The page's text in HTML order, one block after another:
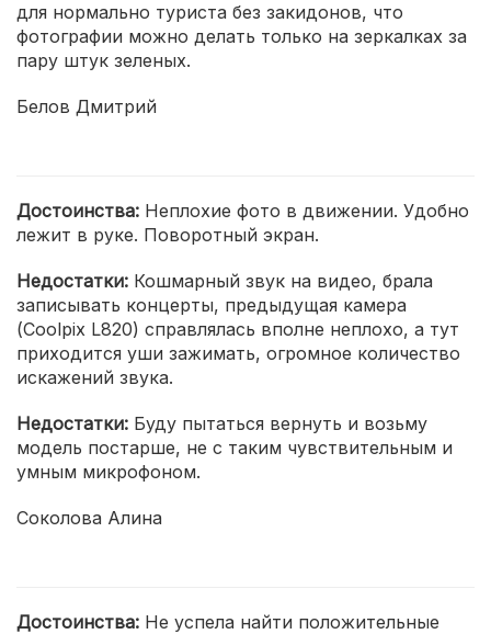
для нормально туриста без закидонов, что
фотографии можно делать только на зеркалках за
пару штук зеленых.
Белов Дмитрий
Достоинства: Неплохие фото в движении. Удобно
лежит в руке. Поворотный экран.
Недостатки: Кошмарный звук на видео, брала
записывать концерты, предыдущая камера
(Coolpix L820) справлялась вполне неплохо, а тут
приходится уши зажимать, огромное количество
искажений звука.
Недостатки: Буду пытаться вернуть и возьму
модель постарше, не с таким чувствительным и
умным микрофоном.
Соколова Алина
Достоинства: Не успела найти положительные